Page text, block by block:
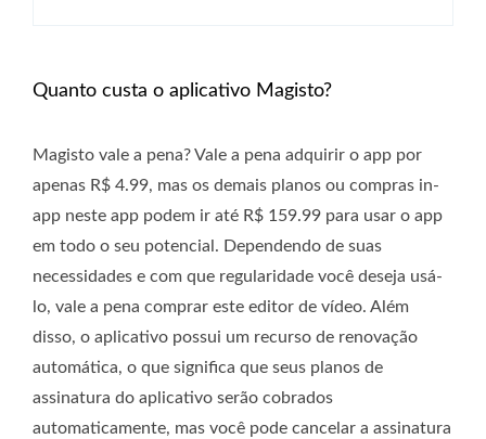
Quanto custa o aplicativo Magisto?
Magisto vale a pena? Vale a pena adquirir o app por
apenas R$ 4.99, mas os demais planos ou compras in-
app neste app podem ir até R$ 159.99 para usar o app
em todo o seu potencial. Dependendo de suas
necessidades e com que regularidade você deseja usá-
lo, vale a pena comprar este editor de vídeo. Além
disso, o aplicativo possui um recurso de renovação
automática, o que significa que seus planos de
assinatura do aplicativo serão cobrados
automaticamente, mas você pode cancelar a assinatura